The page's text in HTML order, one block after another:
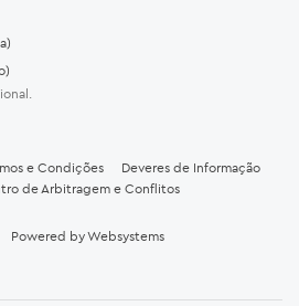
e Condições
Deveres de Informação
de Arbitragem e Conflitos
Powered byWebsystems